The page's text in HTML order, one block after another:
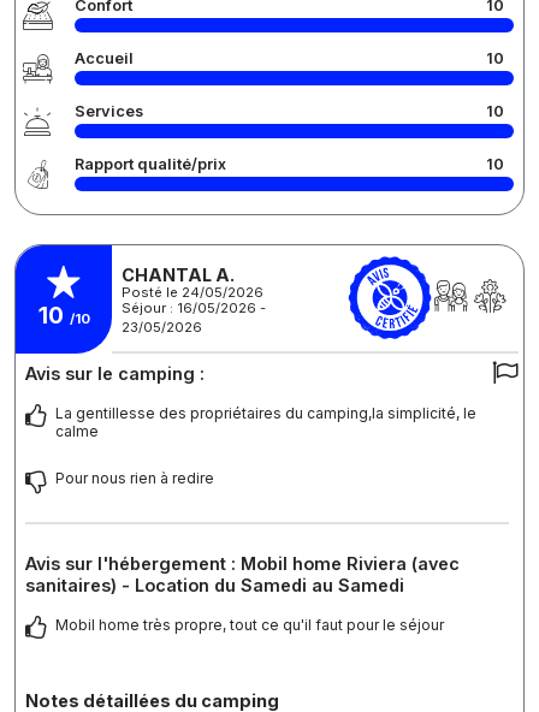
Confort 10
Accueil 10
Services 10
Rapport qualité/prix 10
10 /10
CHANTAL A.
Posté le 24/05/2026
Séjour : 16/05/2026 -
23/05/2026
Avis sur le camping :
La gentillesse des propriétaires du camping,la simplicité, le
calme
Pour nous rien à redire
Avis sur l'hébergement : Mobil home Riviera (avec
sanitaires) - Location du Samedi au Samedi
Mobil home très propre, tout ce qu'il faut pour le séjour
Notes détaillées du camping